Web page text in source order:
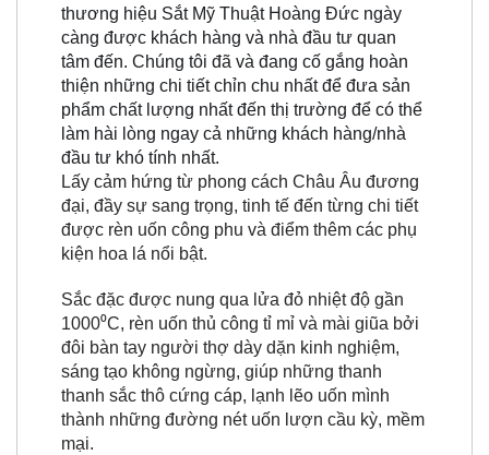
thương hiệu Sắt Mỹ Thuật Hoàng Đức ngày
càng được khách hàng và nhà đầu tư quan
tâm đến. Chúng tôi đã và đang cố gắng hoàn
thiện những chi tiết chỉn chu nhất để đưa sản
phẩm chất lượng nhất đến thị trường để có thể
làm hài lòng ngay cả những khách hàng/nhà
đầu tư khó tính nhất.
Lấy cảm hứng từ phong cách Châu Âu đương
đại, đầy sự sang trọng, tinh tế đến từng chi tiết
được rèn uốn công phu và điểm thêm các phụ
kiện hoa lá nổi bật.
Sắc đặc được nung qua lửa đỏ nhiệt độ gần
1000⁰C, rèn uốn thủ công tỉ mỉ và mài giũa bởi
đôi bàn tay người thợ dày dặn kinh nghiệm,
sáng tạo không ngừng, giúp những thanh
thanh sắc thô cứng cáp, lạnh lẽo uốn mình
thành những đường nét uốn lượn cầu kỳ, mềm
mại.